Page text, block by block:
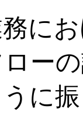
に
ー
に